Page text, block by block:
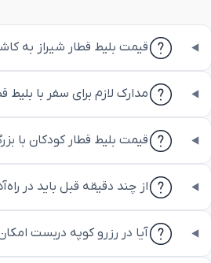
قیمت بلیط قطار شیراز به
مدارک لازم برای سفر با
قیمت بلیط قطار کودکان با
از چند دقیقه قبل باید در
آیا در رزرو کوپه دربست